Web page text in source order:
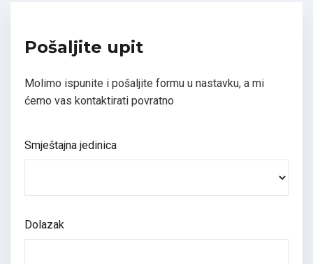
Pošaljite upit
Molimo ispunite i pošaljite formu u nastavku, a mi
ćemo vas kontaktirati povratno
Smještajna jedinica
Dolazak